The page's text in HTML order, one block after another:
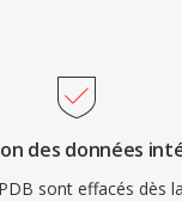
des données
sont effacés dès